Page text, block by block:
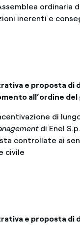
ordinaria
inerenti e
e proposta di
all’ordine del
di
di Enel
controllate ai
civile
e proposta di